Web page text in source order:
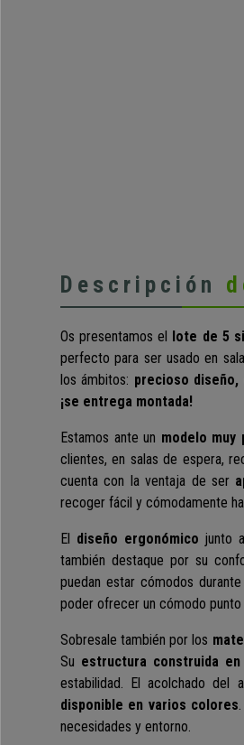
Descripción
Os presentamos el lote de 5
perfecto para ser usado en
los ámbitos: precioso
¡se entrega montada!
Estamos ante un modelo
clientes, en salas de espera,
cuenta con la ventaja de ser
recoger fácil y cómodamente
El diseño ergonómico junto
también destaque por su
puedan estar cómodos
poder ofrecer un cómodo
Sobresale también por los
Su estructura construida en
estabilidad. El acolchado del
disponible en varios colores
necesidades y entorno.